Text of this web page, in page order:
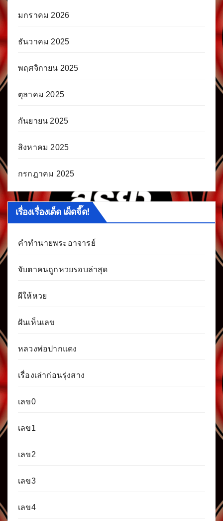
มกราคม 2026
ธันวาคม 2025
พฤศจิกายน 2025
ตุลาคม 2025
กันยายน 2025
สิงหาคม 2025
กรกฎาคม 2025
เรื่องเรื่องเด็ด เผ็ดจี๊ด!
คำทำนายพระอาจารย์
จับตาคนถูกหวยรอบล่าสุด
ผีให้หวย
ฝันเห็นเลข
หลวงพ่อปากแดง
เรื่องเล่าก่อนรุ่งสาง
เลข0
เลข1
เลข2
เลข3
เลข4